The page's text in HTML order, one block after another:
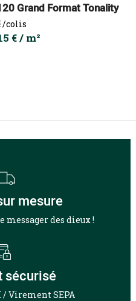
Grand Format Tonality
/colis
€ / m²
mesure
messager des dieux !
sécurisé
/ Virement SEPA